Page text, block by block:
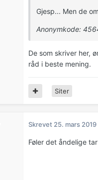
Gjesp... Men de
Anonymkode:
De som skriver her,
råd i beste mening.
Siter
Skrevet 25. mars 2019
Føler det åndelige